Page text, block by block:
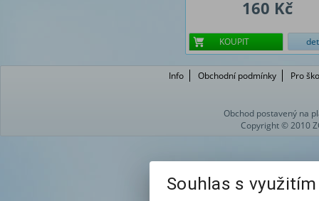
160 Kč
KOUPIT
Info Obchodní podmínky Pro
Obchod postavený na
Copyright © 2010
Souhlas s